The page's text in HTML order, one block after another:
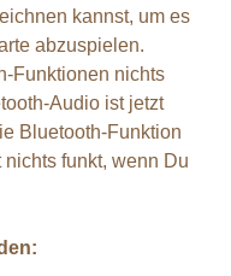
kannst, um es
abzuspielen.
Funktionen nichts
Audio ist jetzt
Bluetooth-Funktion
funkt, wenn Du